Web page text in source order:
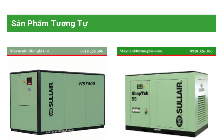
Sản Phẩm Tương Tự